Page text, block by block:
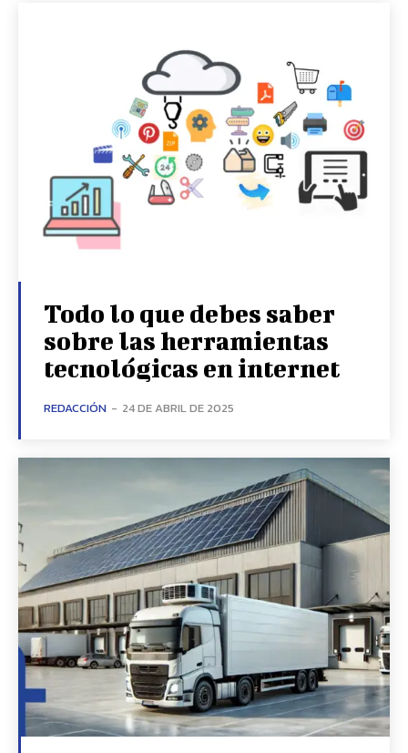
Todo lo que debes saber
sobre las herramientas
tecnológicas en internet
REDACCIÓN - 24 DE ABRIL DE 2025